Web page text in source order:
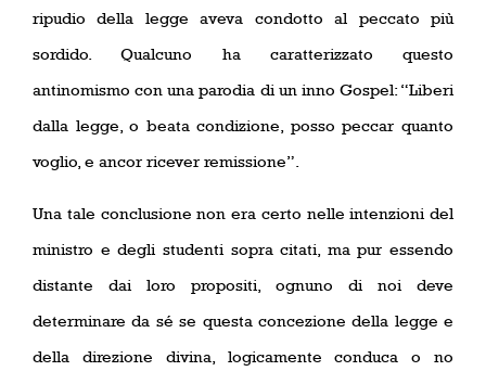
ripudio della legge aveva condotto al peccato più
sordido. Qualcuno ha caratterizzato questo
antinomismo con una parodia di un inno Gospel: “Liberi
dalla legge, o beata condizione, posso peccar quanto
voglio, e ancor ricever remissione”.
Una tale conclusione non era certo nelle intenzioni del
ministro e degli studenti sopra citati, ma pur essendo
distante dai loro propositi, ognuno di noi deve
determinare da sé se questa concezione della legge e
della direzione divina, logicamente conduca o no